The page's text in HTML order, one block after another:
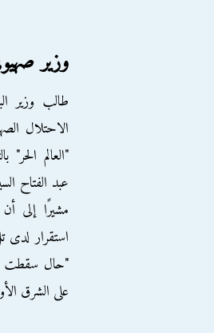
وزير
طالب وزير
الاحتلال
"العالم الحر"
عبد الفتاح
مشيرًا إلى
استقرار لدى
"حال سقطت
على الشرق